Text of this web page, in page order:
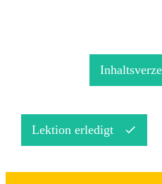
Lektion erledigt